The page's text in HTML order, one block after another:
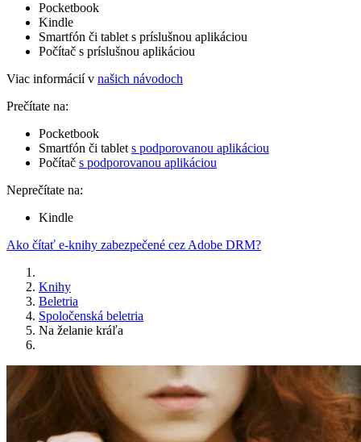
Pocketbook
Kindle
Smartfón či tablet s príslušnou aplikáciou
Počítač s príslušnou aplikáciou
Viac informácií v našich návodoch
Prečítate na:
Pocketbook
Smartfón či tablet s podporovanou aplikáciou
Počítač s podporovanou aplikáciou
Neprečítate na:
Kindle
Ako čítať e-knihy zabezpečené cez Adobe DRM?
Knihy
Beletria
Spoločenská beletria
Na želanie kráľa